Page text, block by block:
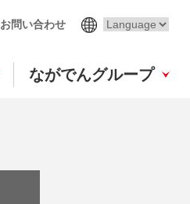
ながでんグループ
お問い合わせ